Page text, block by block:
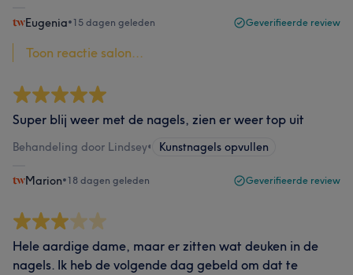
Eugenia•15 dagen geleden Geverifieerde review
Toon reactie salon...
Super blij weer met de nagels, zien er weer top uit
Behandeling door Lindsey• Kunstnagels opvullen
Marion•18 dagen geleden Geverifieerde review
Hele aardige dame, maar er zitten wat deuken in de
nagels. Ik heb de volgende dag gebeld om dat te